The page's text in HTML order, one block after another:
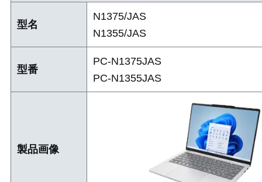
型名
N1375/JAS
N1355/JAS
型番
PC-N1375JAS
PC-N1355JAS
製品画像